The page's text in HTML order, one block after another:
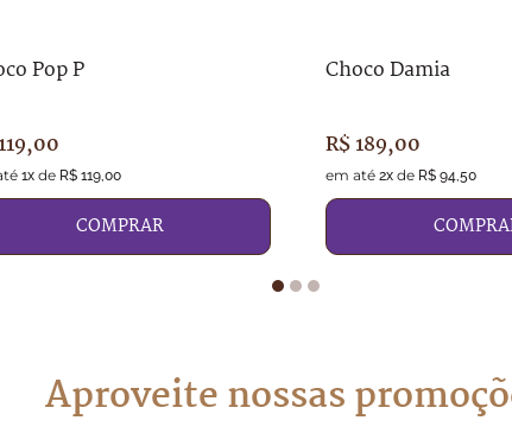
Pop P
119,00
1x de R$ 119,00
COMPRAR
Choco Damia
R$189,00
em até 2x de R$ 94,50
Aproveite nossas